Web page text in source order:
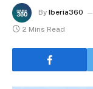
By Iberia360
2 Mins Read